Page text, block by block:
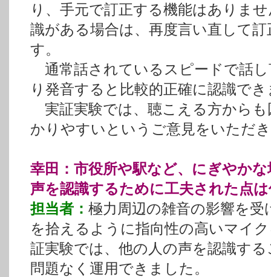
り、手元で訂正する機能はありま
識がある場合は、再度言い直して
す。
通常話されているスピードで話
り発音すると比較的正確に認識で
実証実験では、聴こえる方からも
かりやすいというご意見をいただ
幸田：市役所や駅など、にぎやか
声を認識するために工夫された点
担当者： 極力周辺の雑音の影響を
を拾えるように指向性の高いマイ
証実験では、他の人の声を認識す
問題なく運用できました。